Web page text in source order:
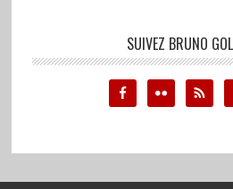
SUIVEZ BRUNO